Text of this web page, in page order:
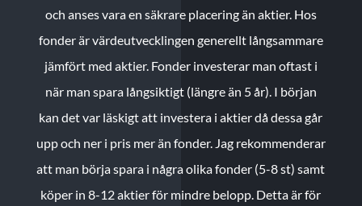
och anses vara en säkrare placering än aktier. Hos
fonder är värdeutvecklingen generellt långsammare
jämfört med aktier. Fonder investerar man oftast i
när man spara långsiktigt (längre än 5 år). I början
kan det var läskigt att investera i aktier då dessa går
upp och ner i pris mer än fonder. Jag rekommenderar
att man börja spara i några olika fonder (5-8 st) samt
köper in 8-12 aktier för mindre belopp. Detta är för